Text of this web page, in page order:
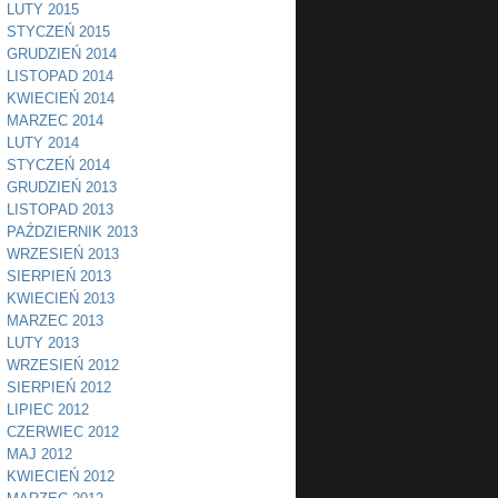
LUTY 2015
STYCZEŃ 2015
GRUDZIEŃ 2014
LISTOPAD 2014
KWIECIEŃ 2014
MARZEC 2014
LUTY 2014
STYCZEŃ 2014
GRUDZIEŃ 2013
LISTOPAD 2013
PAŹDZIERNIK 2013
WRZESIEŃ 2013
SIERPIEŃ 2013
KWIECIEŃ 2013
MARZEC 2013
LUTY 2013
WRZESIEŃ 2012
SIERPIEŃ 2012
LIPIEC 2012
CZERWIEC 2012
MAJ 2012
KWIECIEŃ 2012